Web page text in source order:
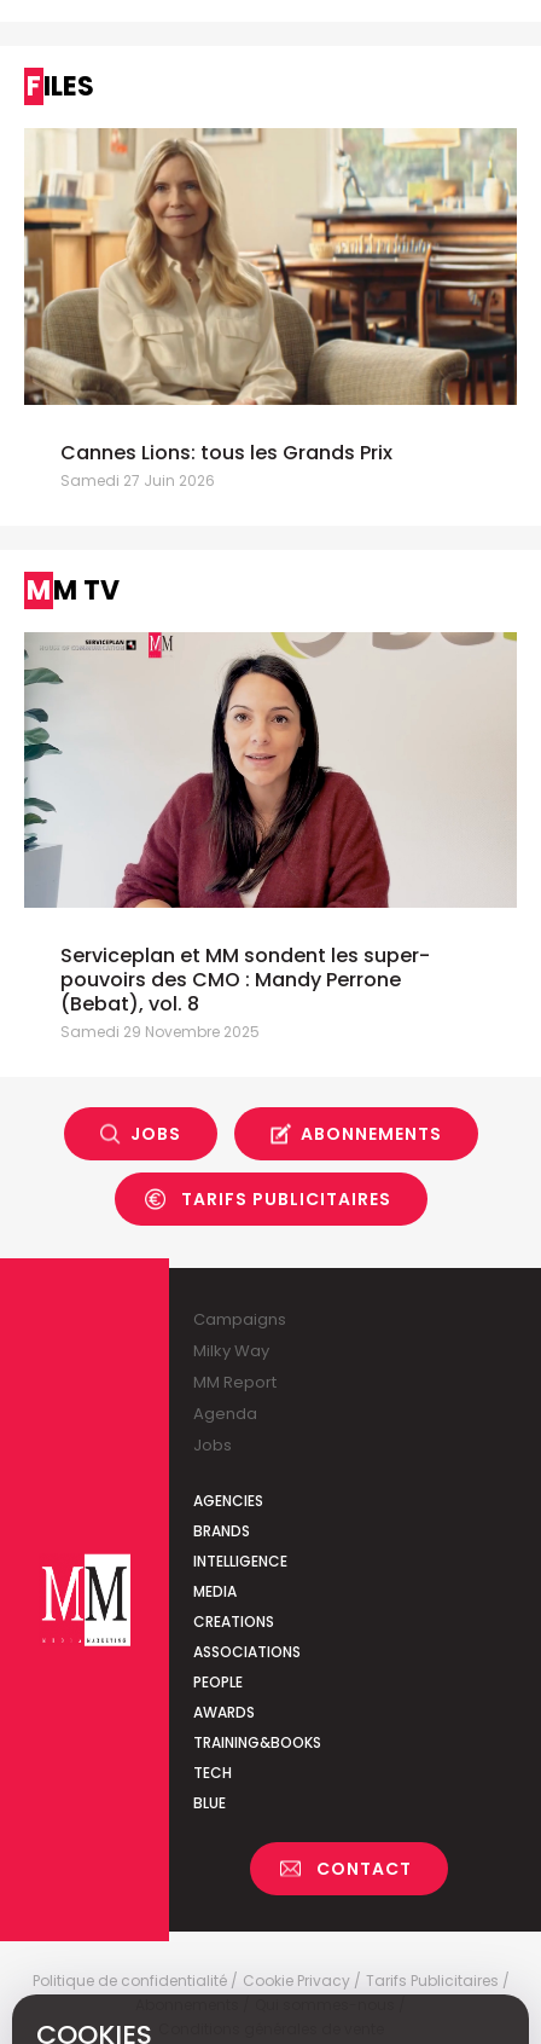
FILES
Cannes Lions: tous les Grands Prix
Samedi 27 Juin 2026
MM TV
Serviceplan et MM sondent les super-
pouvoirs des CMO : Mandy Perrone
(Bebat), vol. 8
Samedi 29 Novembre 2025
JOBS ABONNEMENTS
TARIFS PUBLICITAIRES
Campaigns
Milky Way
MM Report
Agenda
Jobs
AGENCIES
BRANDS
INTELLIGENCE
MEDIA
CREATIONS
ASSOCIATIONS
PEOPLE
AWARDS
TRAINING&BOOKS
TECH
BLUE
CONTACT
Politique de confidentialité Cookie Privacy
Tarifs Publicitaires
COOKIES